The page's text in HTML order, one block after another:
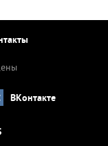
ВКонтакте